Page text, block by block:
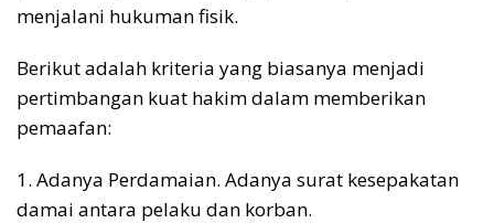
menjalani hukuman fisik.
Berikut adalah kriteria yang biasanya menjadi
pertimbangan kuat hakim dalam memberikan
pemaafan:
1. Adanya Perdamaian. Adanya surat kesepakatan
damai antara pelaku dan korban.